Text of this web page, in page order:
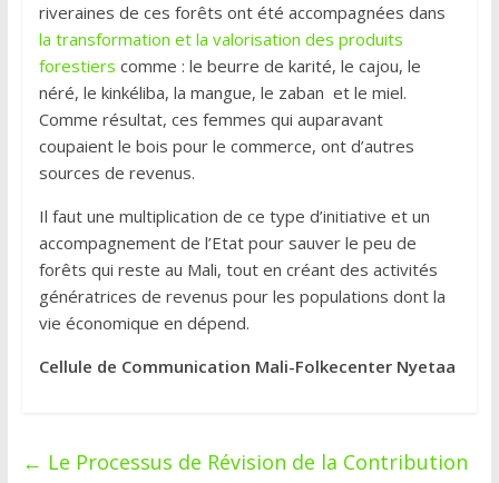
riveraines de ces forêts ont été accompagnées dans
la transformation et la valorisation des produits
forestiers comme : le beurre de karité, le cajou, le
néré, le kinkéliba, la mangue, le zaban et le miel.
Comme résultat, ces femmes qui auparavant
coupaient le bois pour le commerce, ont d’autres
sources de revenus.
Il faut une multiplication de ce type d’initiative et un
accompagnement de l’Etat pour sauver le peu de
forêts qui reste au Mali, tout en créant des activités
génératrices de revenus pour les populations dont la
vie économique en dépend.
Cellule de Communication Mali-Folkecenter Nyetaa
← Le Processus de Révision de la Contribution